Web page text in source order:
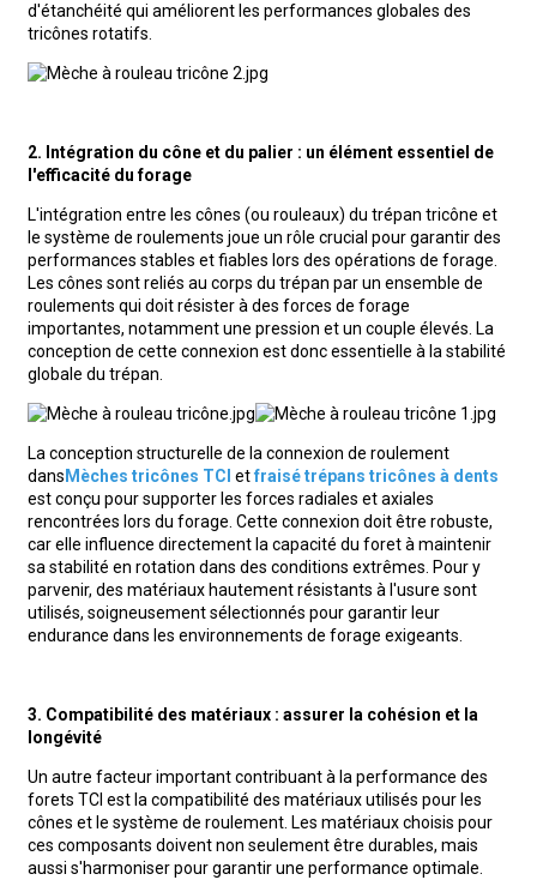
d'étanchéité qui améliorent les performances globales des
tricônes rotatifs.
2. Intégration du cône et du palier : un élément essentiel de
l'efficacité du forage
L'intégration entre les cônes (ou rouleaux) du trépan tricône et
le système de roulements joue un rôle crucial pour garantir des
performances stables et fiables lors des opérations de forage.
Les cônes sont reliés au corps du trépan par un ensemble de
roulements qui doit résister à des forces de forage
importantes, notamment une pression et un couple élevés. La
conception de cette connexion est donc essentielle à la stabilité
globale du trépan.
La conception structurelle de la connexion de roulement
dans Mèches tricônes TCI etfraisétrépans tricônes à dents
est conçu pour supporter les forces radiales et axiales
rencontrées lors du forage. Cette connexion doit être robuste,
car elle influence directement la capacité du foret à maintenir
sa stabilité en rotation dans des conditions extrêmes. Pour y
parvenir, des matériaux hautement résistants à l'usure sont
utilisés, soigneusement sélectionnés pour garantir leur
endurance dans les environnements de forage exigeants.
3. Compatibilité des matériaux : assurer la cohésion et la
longévité
Un autre facteur important contribuant à la performance des
forets TCI est la compatibilité des matériaux utilisés pour les
cônes et le système de roulement. Les matériaux choisis pour
ces composants doivent non seulement être durables, mais
aussi s'harmoniser pour garantir une performance optimale.